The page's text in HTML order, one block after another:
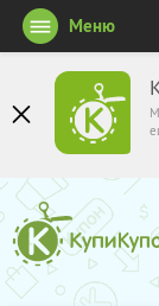
Меню